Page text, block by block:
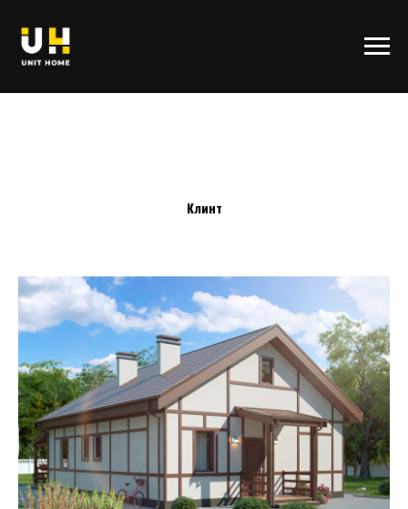
Клинт